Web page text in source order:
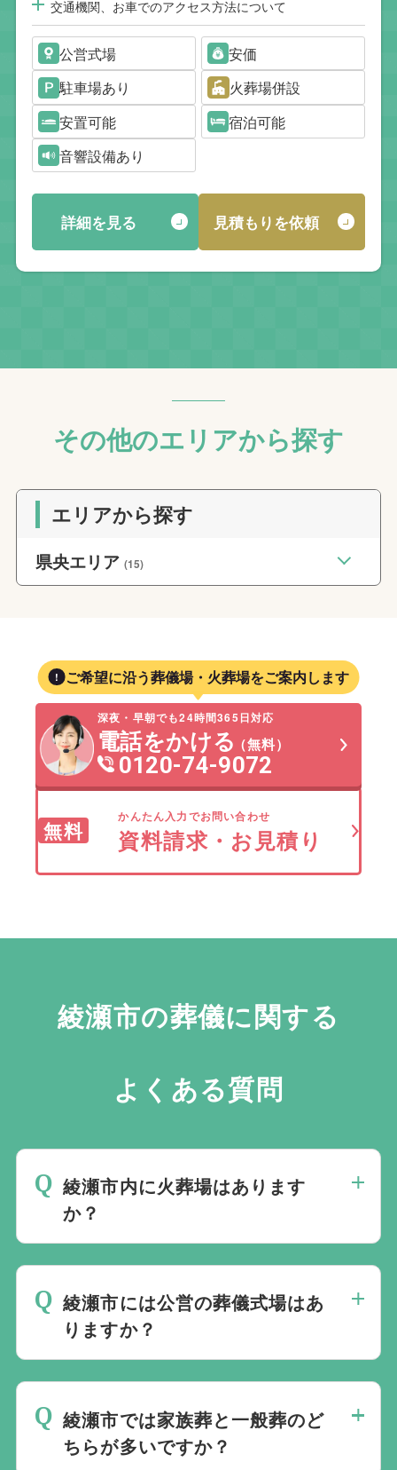
交通機関、お車でのアクセス方法について
公営式場
安価
駐車場あり
火葬場併設
安置可能
宿泊可能
音響設備あり
詳細を見る 見積もりを依頼
その他のエリアから探す
エリアから探す
県央エリア(15)
ご希望に沿う葬儀場・火葬場をご案内します
深夜・早朝でも24時間365日対応
電話をかける（無料）
0120-74-9072
無料
かんたん入力でお問い合わせ
資料請求・お見積り
綾瀬市の葬儀に関する
よくある質問
綾瀬市内に火葬場はあります
か？
綾瀬市には公営の葬儀式場はあ
りますか？
綾瀬市では家族葬と一般葬のど
ちらが多いですか？